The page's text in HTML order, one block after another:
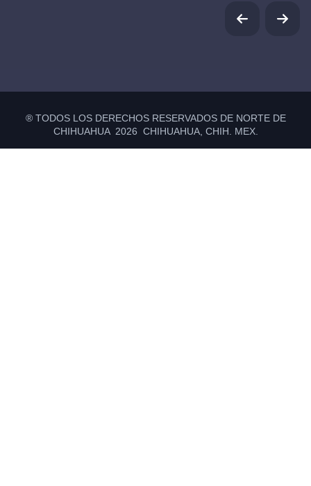
® TODOS LOS DERECHOS RESERVADOS DE NORTE DE
CHIHUAHUA 2026 CHIHUAHUA, CHIH. MEX.